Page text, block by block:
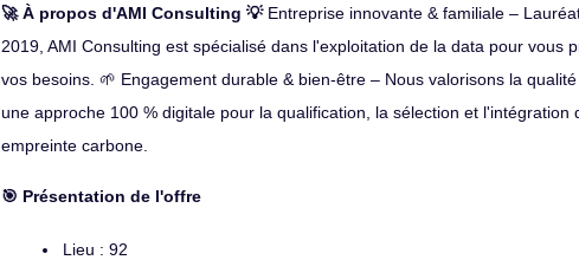
🚀 À propos d'AMI Consulting 💡Entreprise innovante & familiale –
2019, AMI Consulting est spécialisé dans l'exploitation de la data pour vous
vos besoins. 🌱 Engagement durable & bien-être – Nous valorisons la
une approche 100 % digitale pour la qualification, la sélection et
empreinte carbone.
🎯 Présentation de l'offre
Lieu : 92